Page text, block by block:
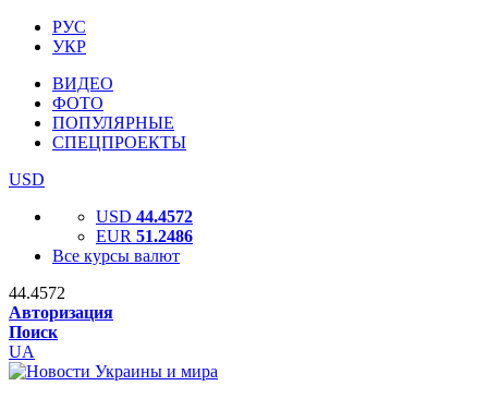
РУС
УКР
ВИДЕО
ФОТО
ПОПУЛЯРНЫЕ
СПЕЦПРОЕКТЫ
USD
USD 44.4572
EUR 51.2486
Все курсы валют
44.4572
Авторизация
Поиск
UA